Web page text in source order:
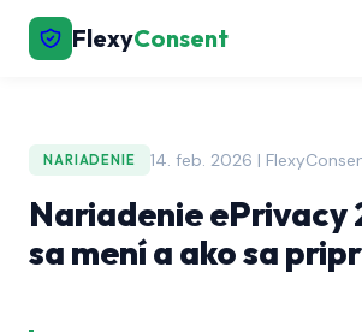
FlexyConsent
NARIADENIE 14. feb. 2026 |
Nariadenie ePrivacy
sa mení a ako sa